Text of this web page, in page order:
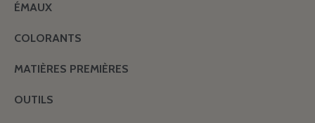
ÉMAUX
COLORANTS
MATIÈRES PREMIÈRES
OUTILS